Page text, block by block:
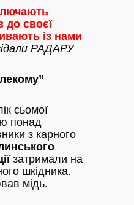
до своєї
із нами
РАДАРУ
сьомої
понад
з карного
затримали на
шкідника.
мідь.